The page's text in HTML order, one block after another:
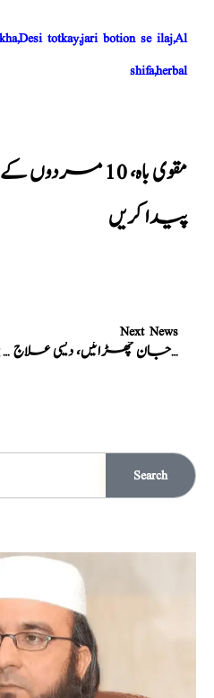
totkay,jari botion se ilaj,Al
shifa,herbal
مقوی باہ، 10
پیدا کریں
سیکس ٹائمنگ بڑھانے کیلئے، دیسی علاج
Next News
موٹاپے سے جان چھڑائیں، دیسی علاج
Search